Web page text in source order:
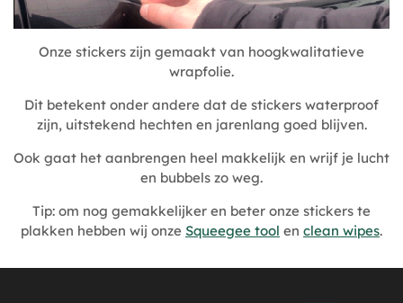
Onze stickers zijn gemaakt van hoogkwalitatieve
wrapfolie.
Dit betekent onder andere dat de stickers waterproof
zijn, uitstekend hechten en jarenlang goed blijven.
Ook gaat het aanbrengen heel makkelijk en wrijf je lucht
en bubbels zo weg.
Tip: om nog gemakkelijker en beter onze stickers te
plakken hebben wij onze Squeegee tool en clean wipes.